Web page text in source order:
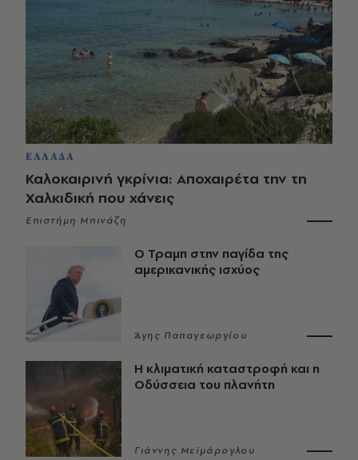
ΕΛΛΑΔΑ
Καλοκαιρινή γκρίνια: Αποχαιρέτα την τη
Χαλκιδική που χάνεις
Επιστήμη Μπινάζη
Ο Τραμπ στην παγίδα της
αμερικανικής ισχύος
Άγης Παπαγεωργίου
Η κλιματική καταστροφή και η
Οδύσσεια του πλανήτη
Γιάννης Μεϊμάρογλου